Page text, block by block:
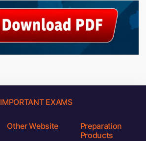
IMPORTANT EXAMS
Other Website
Preparation
Products